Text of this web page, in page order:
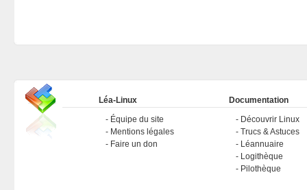
Léa-Linux
Équipe du site
Mentions légales
Faire un don
Documentation
Découvrir Linux
Trucs & Astuces
Léannuaire
Logithèque
Pilothèque